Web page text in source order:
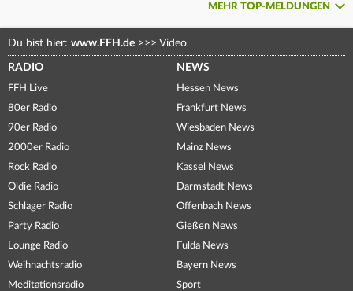
MEHR TOP-MELDUNGEN
Du bist hier: www.FFH.de >>> Video
RADIO
FFH Live
80er Radio
90er Radio
2000er Radio
Rock Radio
Oldie Radio
Schlager Radio
Party Radio
Lounge Radio
Weihnachtsradio
Meditationsradio
NEWS
Hessen News
Frankfurt News
Wiesbaden News
Mainz News
Kassel News
Darmstadt News
Offenbach News
Gießen News
Fulda News
Bayern News
Sport